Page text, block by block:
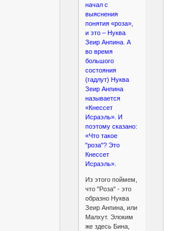
начал с
выяснения
понятия «роза»,
и это – Нуква
Зеир Анпина. А
во время
большого
состояния
(гадлут) Нуква
Зеир Анпина
называется
«Кнессет
Исраэль». И
поэтому сказано:
«Что такое
"роза"? Это
Кнессет
Исраэль».
Из этого поймем,
что "Роза" - это
образно Нуква
Зеир Анпина, или
Малхут. Элоким
же здесь Бина,